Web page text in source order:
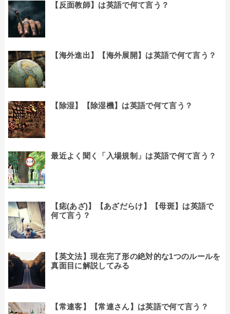
【反面教師】は英語で何て言う？
【海外進出】【海外展開】は英語で何て言う？
【除湿】【除湿機】は英語で何て言う？
最近よく聞く「入場規制」は英語で何て言う？
【痣(あざ)】【あざだらけ】【母斑】は英語で
何て言う？
【英文法】現在完了形の絶対的な1つのルールを
真面目に解説してみる
【常連客】【常連さん】は英語で何て言う？